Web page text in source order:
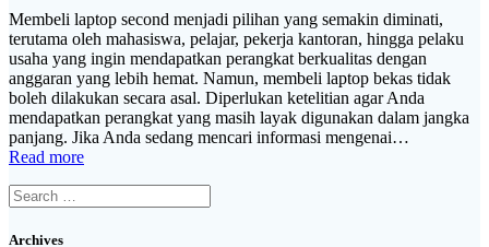
Membeli laptop second menjadi pilihan yang semakin diminati,
terutama oleh mahasiswa, pelajar, pekerja kantoran, hingga pelaku
usaha yang ingin mendapatkan perangkat berkualitas dengan
anggaran yang lebih hemat. Namun, membeli laptop bekas tidak
boleh dilakukan secara asal. Diperlukan ketelitian agar Anda
mendapatkan perangkat yang masih layak digunakan dalam jangka
panjang. Jika Anda sedang mencari informasi mengenai…
Read more
Search
for:
Archives